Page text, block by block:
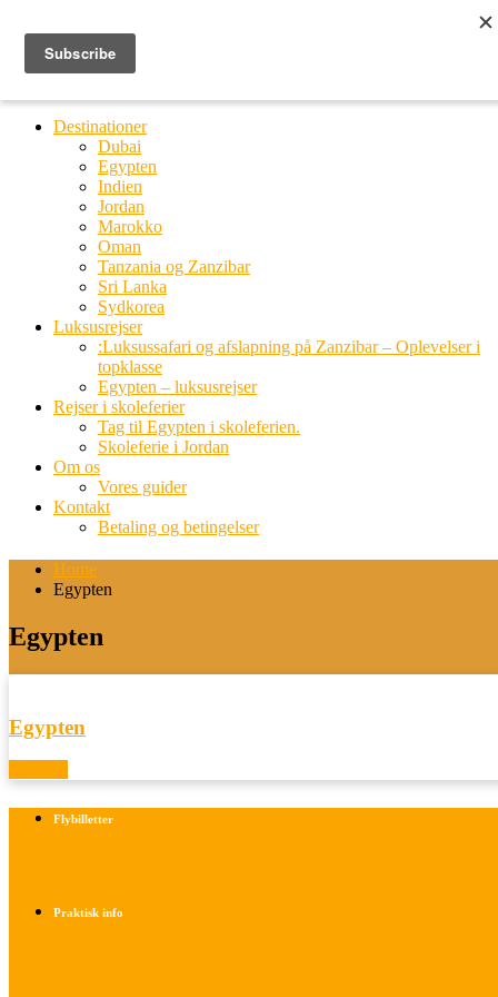
Ring til os
20 66 03 08
Destinationer
Dubai
Egypten
Indien
Jordan
Marokko
Oman
Tanzania og Zanzibar
Sri Lanka
Sydkorea
Luksusrejser
:Luksussafari og afslapning på Zanzibar – Oplevelser i
topklasse
Egypten – luksusrejser
Rejser i skoleferier
Tag til Egypten i skoleferien.
Skoleferie i Jordan
Om os
Vores guider
Kontakt
Betaling og betingelser
Home
Egypten
Egypten
Egypten
Flybilletter
Praktisk info